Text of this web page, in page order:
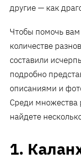
другие — как
Чтобы помочь
количестве
составили
подробно
описаниями и
Среди множества
найдете
1.